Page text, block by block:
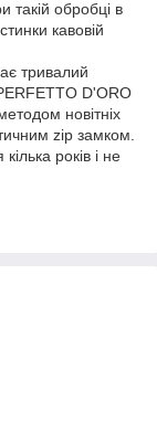
такій обробці в
кавовій
тривалий
D'ORO
новітніх
zip замком.
років і не